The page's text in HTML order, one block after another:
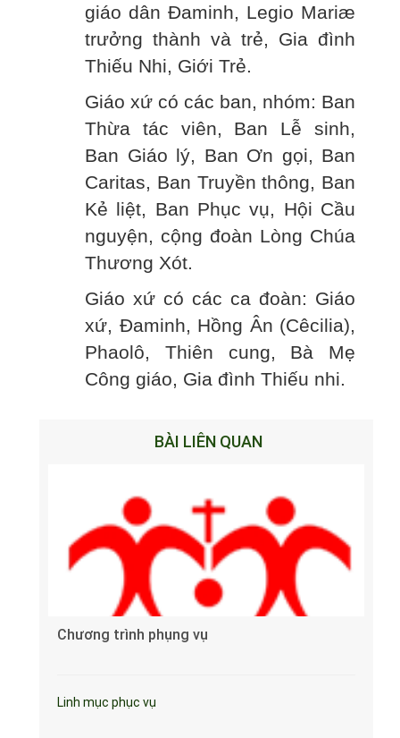
giáo dân Đaminh, Legio Mariæ
trưởng thành và trẻ, Gia đình
Thiếu Nhi, Giới Trẻ.
Giáo xứ có các ban, nhóm: Ban
Thừa tác viên, Ban Lễ sinh,
Ban Giáo lý, Ban Ơn gọi, Ban
Caritas, Ban Truyền thông, Ban
Kẻ liệt, Ban Phục vụ, Hội Cầu
nguyện, cộng đoàn Lòng Chúa
Thương Xót.
Giáo xứ có các ca đoàn: Giáo
xứ, Đaminh, Hồng Ân (Cêcilia),
Phaolô, Thiên cung, Bà Mẹ
Công giáo, Gia đình Thiếu nhi.
BÀI LIÊN QUAN
Chương trình phụng vụ
Linh mục phục vụ